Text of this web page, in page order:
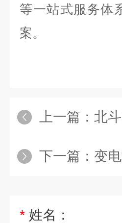
等一站式服务体
案。
上一篇： 北
下一篇： 变
* 姓名：